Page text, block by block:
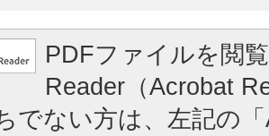
PDFファイルを閲
Reader（Acrobat
でない方は、左記の